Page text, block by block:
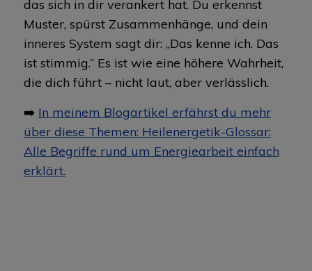
das sich in dir verankert hat. Du erkennst
Muster, spürst Zusammenhänge, und dein
inneres System sagt dir: „Das kenne ich. Das
ist stimmig.“ Es ist wie eine höhere Wahrheit,
die dich führt – nicht laut, aber verlässlich.
➡️ In meinem Blogartikel erfährst du mehr
über diese Themen: Heilenergetik-Glossar:
Alle Begriffe rund um Energiearbeit einfach
erklärt.